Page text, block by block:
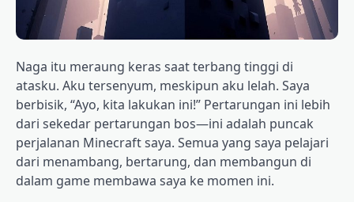
Naga itu meraung keras saat terbang tinggi di
atasku. Aku tersenyum, meskipun aku lelah. Saya
berbisik, “Ayo, kita lakukan ini!” Pertarungan ini lebih
dari sekedar pertarungan bos—ini adalah puncak
perjalanan Minecraft saya. Semua yang saya pelajari
dari menambang, bertarung, dan membangun di
dalam game membawa saya ke momen ini.